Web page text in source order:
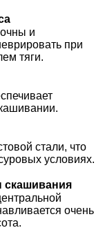
и
при
тяги.
стали, что
условиях.
скашивания
очень